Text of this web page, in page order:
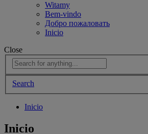
Witamy
Bem-vindo
Добро пожаловать
Inicio
Close
Search
Inicio
Inicio